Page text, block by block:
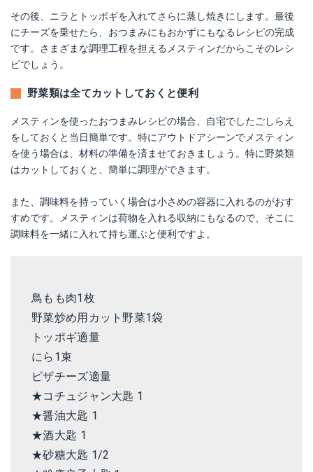
その後、ニラとトッポギを入れてさらに蒸し焼きにします。最後
にチーズを乗せたら、おつまみにもおかずにもなるレシピの完成
です。さまざまな調理工程を担えるメスティンだからこそのレシ
ピでしょう。
野菜類は全てカットしておくと便利
メスティンを使ったおつまみレシピの場合、自宅でしたごしらえ
をしておくと当日簡単です。特にアウトドアシーンでメスティン
を使う場合は、材料の準備を済ませておきましょう。特に野菜類
はカットしておくと、簡単に調理ができます。
また、調味料を持っていく場合は小さめの容器に入れるのがおす
すめです。メスティンは荷物を入れる収納にもなるので、そこに
調味料を一緒に入れて持ち運ぶと便利ですよ。
鳥もも肉1枚
野菜炒め用カット野菜1袋
トッポギ適量
にら1束
ピザチーズ適量
★コチュジャン大匙 1
★醤油大匙 1
★酒大匙 1
★砂糖大匙 1/2